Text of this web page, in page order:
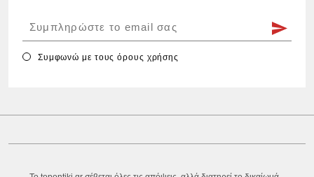
Συμφωνώ με τουςόρους χρήσης